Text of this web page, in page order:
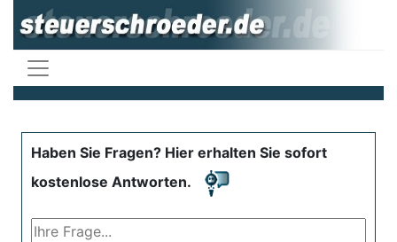
Haben Sie Fragen? Hier erhalten Sie sofort
kostenlose Antworten.